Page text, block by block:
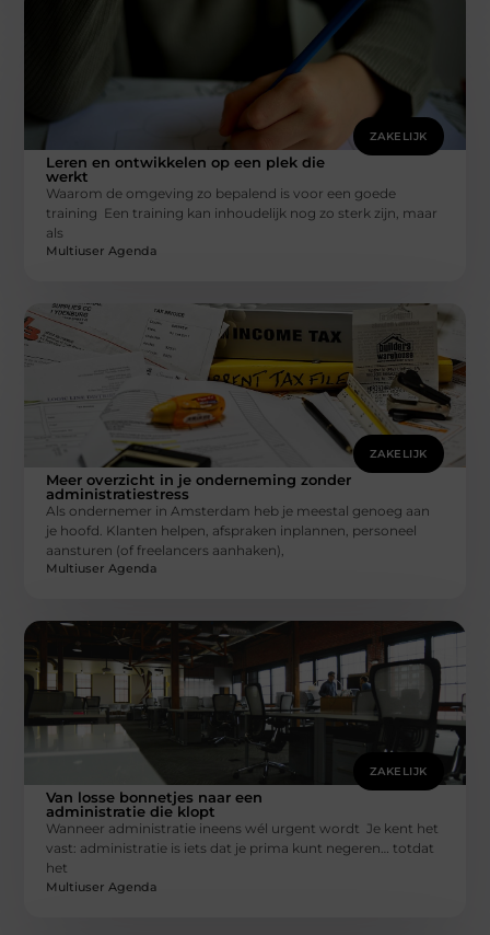
ZAKELIJK
Leren en ontwikkelen op een plek die
werkt
Waarom de omgeving zo bepalend is voor een goede
training Een training kan inhoudelijk nog zo sterk zijn, maar
als
Multiuser Agenda
ZAKELIJK
Meer overzicht in je onderneming zonder
administratiestress
Als ondernemer in Amsterdam heb je meestal genoeg aan
je hoofd. Klanten helpen, afspraken inplannen, personeel
aansturen (of freelancers aanhaken),
Multiuser Agenda
ZAKELIJK
Van losse bonnetjes naar een
administratie die klopt
Wanneer administratie ineens wél urgent wordt Je kent het
vast: administratie is iets dat je prima kunt negeren… totdat
het
Multiuser Agenda